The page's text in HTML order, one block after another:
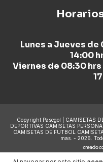
Lunes a Jueves de
14:00
Viernes de 08:30 hrs
Copyright Pasegol | CAMISETAS
DEPORTIVAS CAMISETAS
CAMISETAS DE FUTBOL
mas. - 2026.